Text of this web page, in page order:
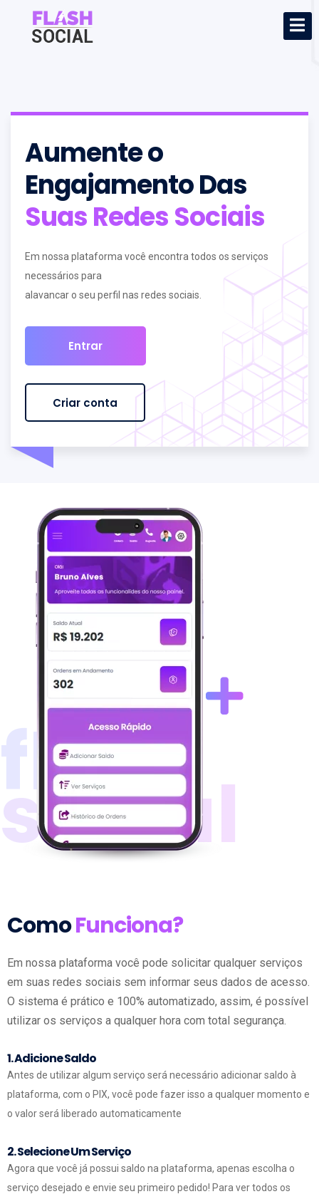
Aumenteo
Engajamento Das
Suas Redes Sociais
Em nossa plataforma você encontra todos os serviços
necessários para
alavancar o seu perfil nas redes sociais.
Entrar
Criar conta
flash
social
ComoFunciona?
Em nossa plataforma você pode solicitar qualquer serviços
em suas redes sociais sem informar seus dados de acesso.
O sistema é prático e 100% automatizado, assim, é possível
utilizar os serviços a qualquer hora com total segurança.
1. Adicione Saldo
Antes de utilizar algum serviço será necessário adicionar saldo à
plataforma, com o PIX, você pode fazer isso a qualquer momento e
o valor será liberado automaticamente
2. Selecione Um Serviço
Agora que você já possui saldo na plataforma, apenas escolha o
serviço desejado e envie seu primeiro pedido! Para ver todos os